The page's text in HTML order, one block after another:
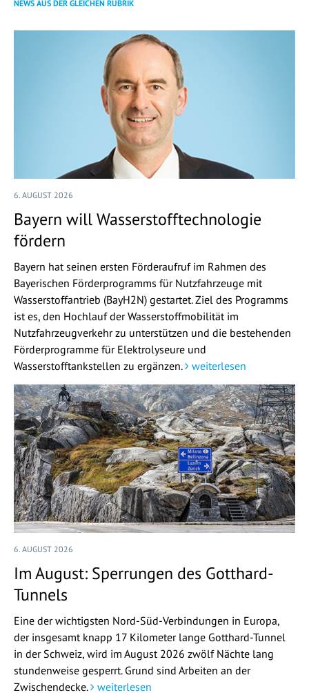
NEWS AUS DER GLEICHEN RUBRIK
6. AUGUST 2026
Bayern will Wasserstofftechnologie
fördern
Bayern hat seinen ersten Förderaufruf im Rahmen des
Bayerischen Förderprogramms für Nutzfahrzeuge mit
Wasserstoffantrieb (BayH2N) gestartet. Ziel des Programms
ist es, den Hochlauf der Wasserstoffmobilität im
Nutzfahrzeugverkehr zu unterstützen und die bestehenden
Förderprogramme für Elektrolyseure und
Wasserstofftankstellen zu ergänzen.
weiterlesen
6. AUGUST 2026
Im August: Sperrungen des Gotthard-
Tunnels
Eine der wichtigsten Nord-Süd-Verbindungen in Europa,
der insgesamt knapp 17 Kilometer lange Gotthard-Tunnel
in der Schweiz, wird im August 2026 zwölf Nächte lang
stundenweise gesperrt. Grund sind Arbeiten an der
Zwischendecke.
weiterlesen